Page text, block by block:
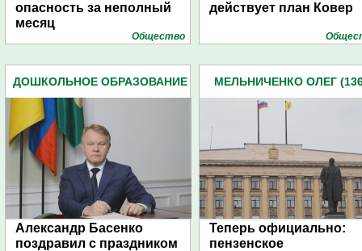
опасность за неполный
месяц
Общество
действует план Ковер
ДОШКОЛЬНОЕ ОБРАЗОВАНИЕ
Александр Басенко
поздравил с праздником
МЕЛЬНИЧЕНКО ОЛЕГ
Теперь официально:
пензенское